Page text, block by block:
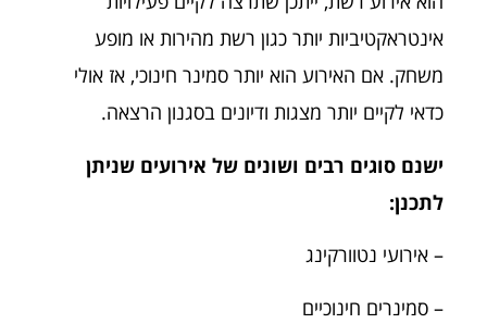
אינטראקטיביות יותר כגון רשת מהירות או מופע
משחק. אם האירוע הוא יותר סמינר חינוכי, אז אולי
כדאי לקיים יותר מצגות ודיונים בסגנון הרצאה.
ישנם סוגים רבים ושונים של אירועים שניתן
לתכנן:
– אירועי נטוורקינג
– סמינרים חינוכיים